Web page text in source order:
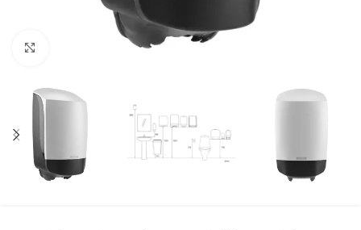
Klikkaa suurentaaksesi